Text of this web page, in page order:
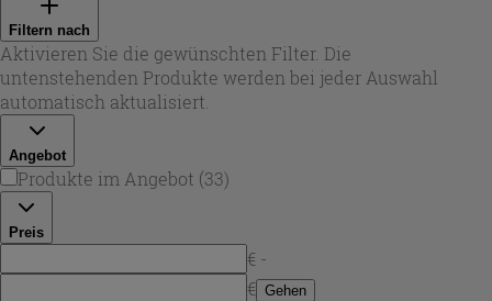
Filtern nach
Aktivieren Sie die gewünschten Filter. Die
untenstehenden Produkte werden bei jeder Auswahl
automatisch aktualisiert.
Angebot
Produkte im Angebot (33)
Preis
€ -
€ Gehen